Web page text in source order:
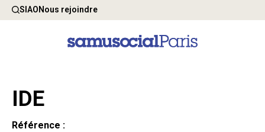
SIAONous rejoindre
IDE
Référence :